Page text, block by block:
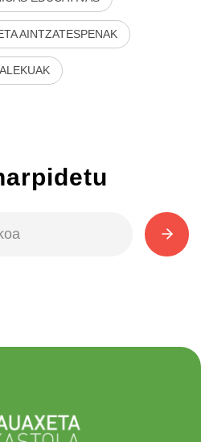
AINTZATESPENAK